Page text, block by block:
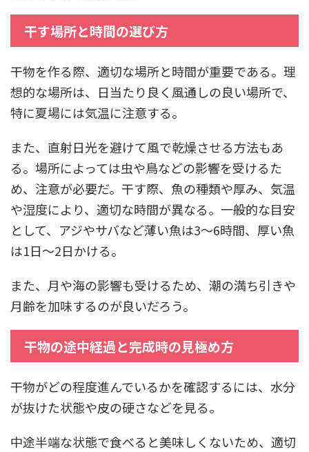
干す場所と時間の選び方
干物を作る際、適切な場所と時間が重要である。理
想的な場所は、日当たり良く風通しの良い場所で、
特に夏場には気温に注意する。
また、直射日光を避けて風で乾燥させる方法もあ
る。場所によっては虫や鳥などの影響を受けるた
め、注意が必要だ。干す際、魚の種類や厚み、気温
や湿度により、適切な時間が異なる。一般的な目安
として、アジやサバなど薄い魚は3～6時間、厚い魚
は1日～2日かける。
また、月や海の影響も受けるため、潮の満ち引きや
月齢を加味するのが良いだろう。
干物の途中経過と完成時の見極め方
干物がどの程度進んでいるかを確認するには、水分
が抜けた状態や皮の硬さなどを見る。
中途半端な状態で食べると美味しくないため、適切